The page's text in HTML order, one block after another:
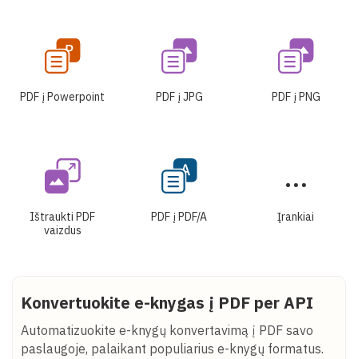
PDF į Powerpoint PDF į JPG PDF į PNG
Ištraukti PDF
vaizdus
PDF į PDF/A Įrankiai
Konvertuokite e-knygas į PDF per API
Automatizuokite e-knygų konvertavimą į PDF savo
paslaugoje, palaikant populiarius e-knygų formatus.